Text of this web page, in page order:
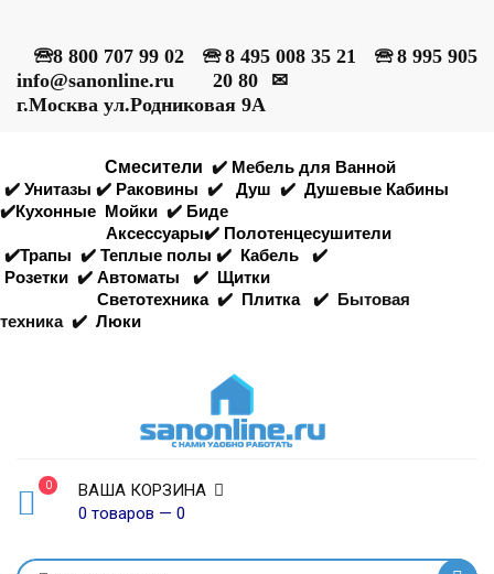
🕾8 800 707 99 02 🕾 8 495 008 35 21 🕾 8 995 905
20 80
✉
info@sanonline.ru
г.Москва ул.Родниковая 9А
Смесители ✔️ Мебель для Ванной
✔️ Унитазы ✔️ Раковины ✔️ Душ ✔️ Душевые Кабины
✔️Кухонные Мойки ✔️ Биде
Аксессуары✔️ Полотенцесушители
✔️Трапы ✔️ Теплые полы ✔️ Кабель
✔️
Розетки ✔️ Автоматы ✔️ Щитки
Светотехника ✔️ Плитка ✔️ Бытовая
техника ✔️ Люки
0
ВАША КОРЗИНА
0 товаров — 0